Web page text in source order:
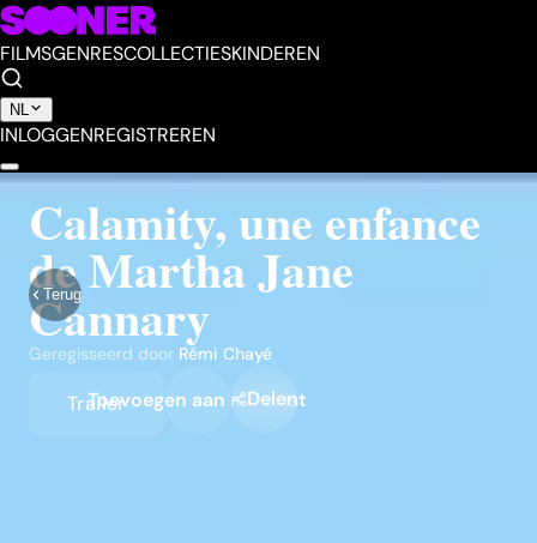
FILMSGENRESCOLLECTIESKINDEREN
NL
INLOGGENREGISTREREN
Terug
Calamity, une enfance
de Martha Jane
Cannary
Geregisseerd door Rémi Chayé
Trailer
Toevoegen aan mijn lijst
Delen